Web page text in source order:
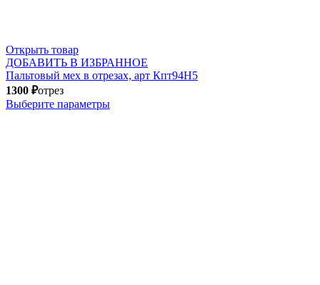
Открыть товар
ДОБАВИТЬ В ИЗБРАННОЕ
Пальтовый мех в отрезах, арт Кпт94Н5
1300 ₽отрез
Выберите параметры